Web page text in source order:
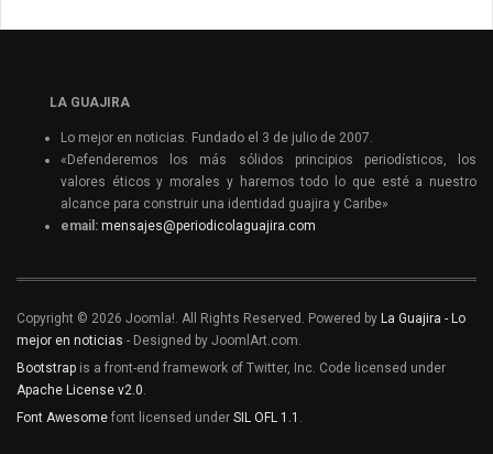
LA GUAJIRA
Lo mejor en noticias. Fundado el 3 de julio de 2007.
«Defenderemos los más sólidos principios periodísticos, los
valores éticos y morales y haremos todo lo que esté a nuestro
alcance para construir una identidad guajira y Caribe»
email: mensajes@periodicolaguajira.com
Copyright © 2026 Joomla!. All Rights Reserved. Powered by La Guajira - Lo
mejor en noticias - Designed by JoomlArt.com.
Bootstrap is a front-end framework of Twitter, Inc. Code licensed under
Apache License v2.0.
Font Awesome font licensed under SIL OFL 1.1 .